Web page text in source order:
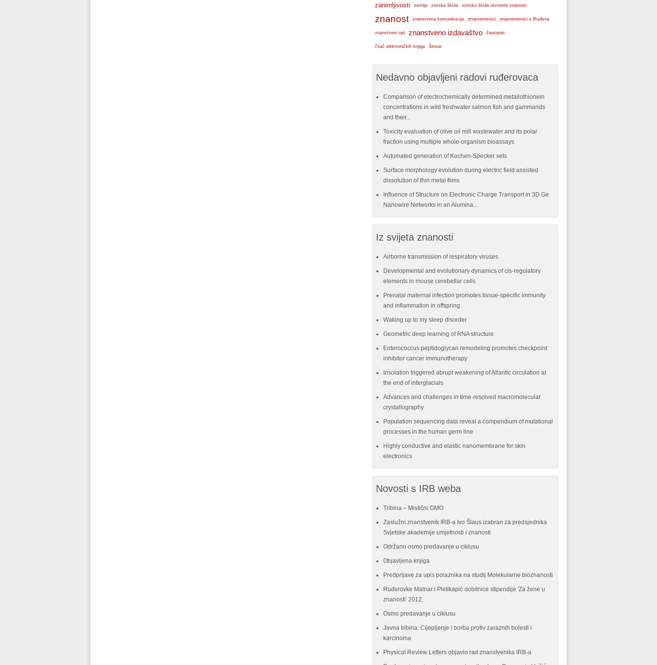
zanimljivosti zemlja zimska škola zimska škola otvorene znanosti
znanost znanstvena komunikacija znanstvenici znanstvenici s Ruđera
znanstveni rad znanstveno izdavaštvo časopisi
čitač elektroničkih knjiga Šestar
Nedavno objavljeni radovi ruđerovaca
Comparison of electrochemically determined metallothionein
concentrations in wild freshwater salmon fish and gammarids
and their...
Toxicity evaluation of olive oil mill wastewater and its polar
fraction using multiple whole-organism bioassays
Automated generation of Kochen-Specker sets
Surface morphology evolution during electric field assisted
dissolution of thin metal films
Influence of Structure on Electronic Charge Transport in 3D Ge
Nanowire Networks in an Alumina...
Iz svijeta znanosti
Airborne transmission of respiratory viruses
Developmental and evolutionary dynamics of cis-regulatory
elements in mouse cerebellar cells
Prenatal maternal infection promotes tissue-specific immunity
and inflammation in offspring
Waking up to my sleep disorder
Geometric deep learning of RNA structure
Enterococcus peptidoglycan remodeling promotes checkpoint
inhibitor cancer immunotherapy
Insolation triggered abrupt weakening of Atlantic circulation at
the end of interglacials
Advances and challenges in time-resolved macromolecular
crystallography
Population sequencing data reveal a compendium of mutational
processes in the human germ line
Highly conductive and elastic nanomembrane for skin
electronics
Novosti s IRB weba
Tribina – Mistični GMO
Zaslužni znanstvenik IRB-a Ivo Šlaus izabran za predsjednika
Svjetske akademije umjetnosti i znanosti
Održano osmo predavanje u ciklusu
Objavljena knjiga
Predprijave za upis polaznika na studij Molekularne bioznanosti
Ruđerovke Malnar i Pletikapić dobitnice stipendije 'Za žene u
znanosti' 2012.
Osmo predavanje u ciklusu
Javna tribina: Cijepljenje i borba protiv zaraznih bolesti i
karcinoma
Physical Review Letters objavio rad znanstvenika IRB-a